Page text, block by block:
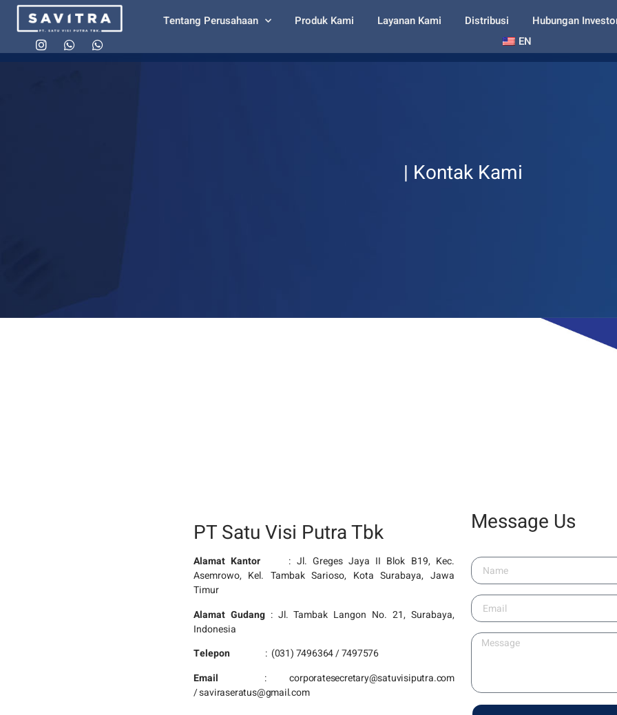
Tentang Perusahaan Produk Kami Layanan Kami Distribusi
Hubungan
EN
| Kontak Kami
PT Satu Visi Putra Tbk
Alamat Kantor : Jl. Greges Jaya II Blok B19, Kec.
Asemrowo, Kel. Tambak Sarioso, Kota Surabaya, Jawa
Timur
Alamat Gudang: Jl. Tambak Langon No. 21, Surabaya,
Indonesia
Telepon : (031) 7496364 / 7497576
Email :corporatesecretary@satuvisiputra.com
/saviraseratus@gmail.com
Message Us